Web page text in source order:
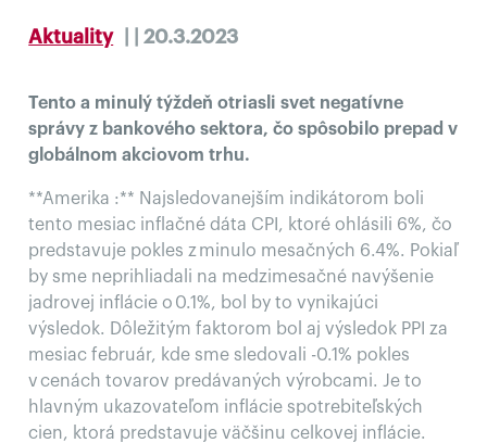
Aktuality | | 20.3.2023
Tento a minulý týždeň otriasli svet negatívne
správy z bankového sektora, čo spôsobilo prepad v
globálnom akciovom trhu.
**Amerika :** Najsledovanejším indikátorom boli
tento mesiac inflačné dáta CPI, ktoré ohlásili 6%, čo
predstavuje pokles z minulo mesačných 6.4%. Pokiaľ
by sme neprihliadali na medzimesačné navýšenie
jadrovej inflácie o 0.1%, bol by to vynikajúci
výsledok. Dôležitým faktorom bol aj výsledok PPI za
mesiac február, kde sme sledovali -0.1% pokles
v cenách tovarov predávaných výrobcami. Je to
hlavným ukazovateľom inflácie spotrebiteľských
cien, ktorá predstavuje väčšinu celkovej inflácie.